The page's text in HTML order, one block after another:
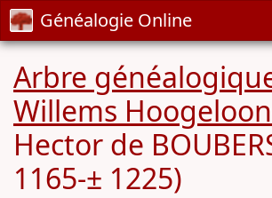
Généalogie Online
Arbre
Willems
Hector de
1165-± 1225)